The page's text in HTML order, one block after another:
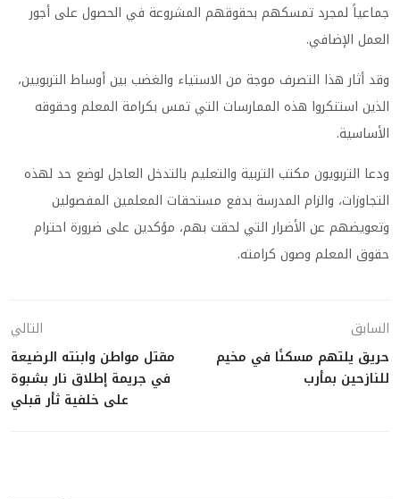
جماعياً لمجرد تمسكهم بحقوقهم المشروعة في الحصول على أجور
العمل الإضافي.
وقد أثار هذا التصرف موجة من الاستياء والغضب بين أوساط التربويين،
الذين استنكروا هذه الممارسات التي تمس بكرامة المعلم وحقوقه
الأساسية.
ودعا التربويون مكتب التربية والتعليم بالتدخل العاجل لوضع حد لهذه
التجاوزات، والزام المدرسة بدفع مستحقات المعلمين المفصولين
وتعويضهم عن الأضرار التي لحقت بهم، مؤكدين على ضرورة احترام
حقوق المعلم وصون كرامته.
السابق
حريق يلتهم مسكنًا في مخيم
للنازحين بمأرب
التالي
مقتل مواطن وابنته الرضيعة
في جريمة إطلاق نار بشبوة
على خلفية ثأر قبلي